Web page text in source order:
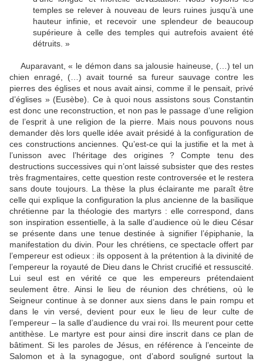
temples se relever à nouveau de leurs ruines jusqu’à une
hauteur infinie, et recevoir une splendeur de beaucoup
supérieure à celle des temples qui autrefois avaient été
détruits. »
Auparavant, « le démon dans sa jalousie haineuse, (…) tel un
chien enragé, (…) avait tourné sa fureur sauvage contre les
pierres des églises et nous avait ainsi, comme il le pensait, privé
d’églises » (Eusèbe). Ce à quoi nous assistons sous Constantin
est donc une reconstruction, et non pas le passage d’une religion
de l’esprit à une religion de la pierre. Mais nous pouvons nous
demander dès lors quelle idée avait présidé à la configuration de
ces constructions anciennes. Qu’est-ce qui la justifie et la met à
l’unisson avec l’héritage des origines ? Compte tenu des
destructions successives qui n’ont laissé subsister que des restes
très fragmentaires, cette question reste controversée et le restera
sans doute toujours. La thèse la plus éclairante me paraît être
celle qui explique la configuration la plus ancienne de la basilique
chrétienne par la théologie des martyrs : elle correspond, dans
son inspiration essentielle, à la salle d’audience où le dieu César
se présente dans une tenue destinée à signifier l’épiphanie, la
manifestation du divin. Pour les chrétiens, ce spectacle offert par
l’empereur est odieux : ils opposent à la prétention à la divinité de
l’empereur la royauté de Dieu dans le Christ crucifié et ressuscité.
Lui seul est en vérité ce que les empereurs prétendaient
seulement être. Ainsi le lieu de réunion des chrétiens, où le
Seigneur continue à se donner aux siens dans le pain rompu et
dans le vin versé, devient pour eux le lieu de leur culte de
l’empereur – la salle d’audience du vrai roi. Ils meurent pour cette
antithèse. Le martyre est pour ainsi dire inscrit dans ce plan de
bâtiment. Si les paroles de Jésus, en référence à l’enceinte de
Salomon et à la synagogue, ont d’abord souligné surtout la